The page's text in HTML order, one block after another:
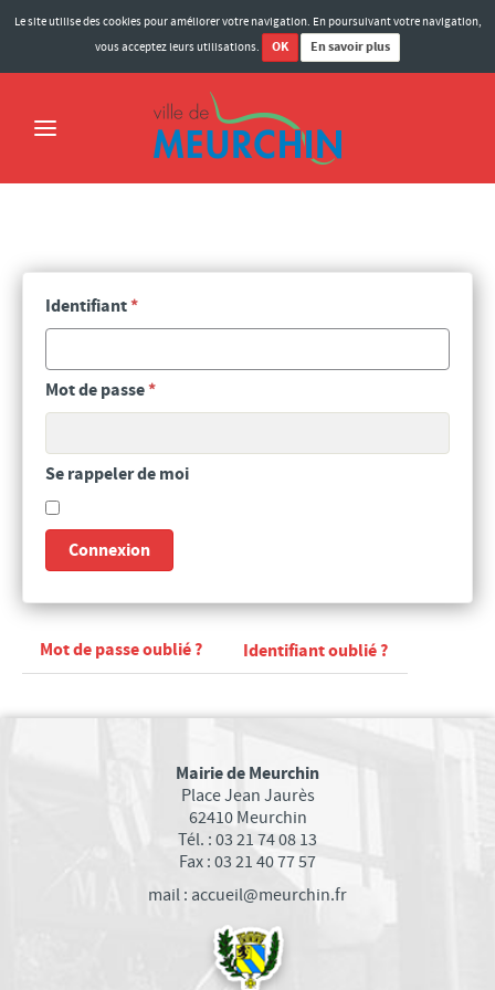
Le site utilise des cookies pour améliorer votre navigation. En poursuivant votre navigation,
vous acceptez leurs utilisations.
OK En savoir plus
MOT DU MAIRE
ELUS MEURCHINOIS
BULLETINS MUNICIPAUX
COMPTES-RENDUS DES CONSEILS
HISTOIRE DE LA VILLE
PROPOS DES ÉLUS DE L’OPPOSITION
CONSEIL MUNICIPAL JEUNES
ETAT-CIVIL
ELECTIONS
PARTENAIRES DE LA VILLE
CULTURE
MÉDIATHÈQUE
ÉCOLE MUNICIPALE D'ARTS PLASTIQUES
ÉCOLE MUNICIPALE DE MUSIQUE
ACTIVITÉS BIEN-ÊTRE
ÉCOLE MATERNELLE
ÉCOLE PRIMAIRE
Identifiant*
Mot de passe*
Se rappeler de moi
Connexion
Mot de passe oublié ? Identifiant oublié ?
Mairie de Meurchin
Place Jean Jaurès
62410 Meurchin
Tél. : 03 21 74 08 13
Fax : 03 21 40 77 57
mail : accueil@meurchin.fr